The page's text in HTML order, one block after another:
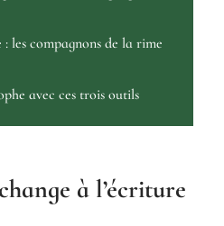
compagnons de la rime
avec ces trois outils
à l’écriture